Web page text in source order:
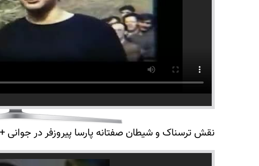
نقش ترسناک و شیطان صفتانه پارسا پیروزفر در جوانی